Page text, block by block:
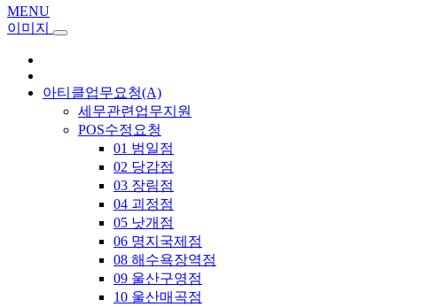
MENU
이미지
아티클업무요청(A)
세무관련업무지원
POS수정요청
01 범일점
02 당감점
03 장림점
04 괴정점
05 낫개점
06 명지국제점
08 해수욕장역점
09 울산구영점
10 울산매곡점